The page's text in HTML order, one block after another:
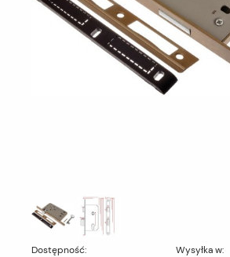
Dostępność:
Wysyłka w: